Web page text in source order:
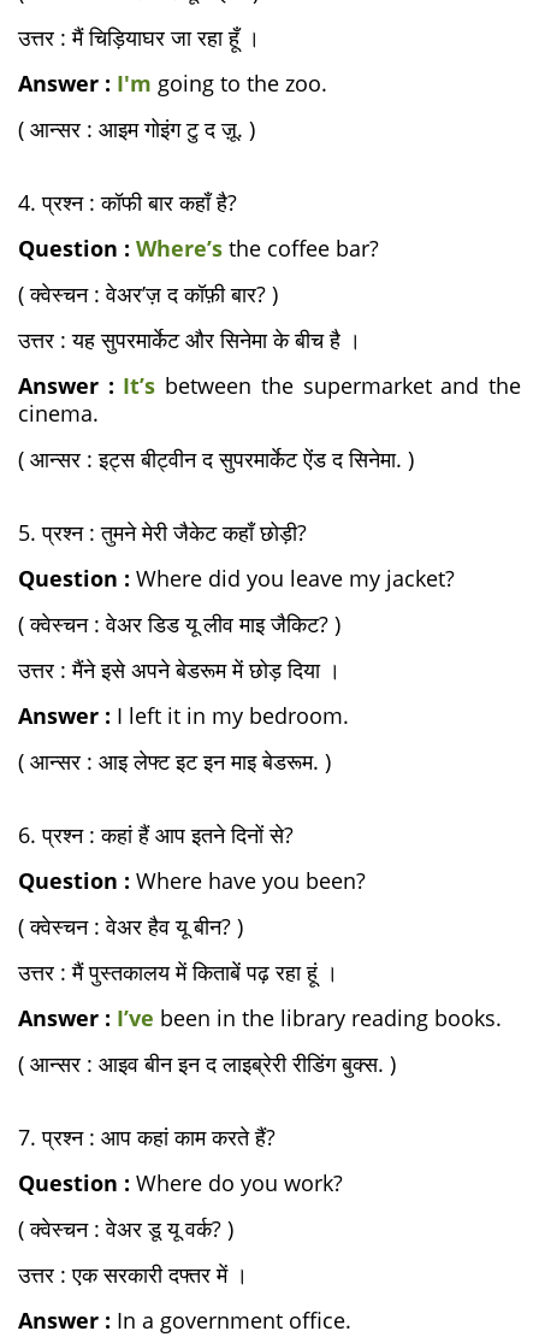
उत्तर : मैं चिड़ियाघर जा रहा हूँ ।
Answer : I'm going to the zoo.
( आन्सर : आइम गोइंग टु द ज़ू. )
4. प्रश्न : कॉफी बार कहाँ है?
Question : Where’s the coffee bar?
( क्वेस्चन : वेअर’ज़ द कॉफ़ी बार? )
उत्तर : यह सुपरमार्केट और सिनेमा के बीच है ।
Answer : It’s between the supermarket and the
cinema.
( आन्सर : इट्स बीट्वीन द सुपरमार्केट ऐंड द सिनेमा. )
5. प्रश्न : तुमने मेरी जैकेट कहाँ छोड़ी?
Question : Where did you leave my jacket?
( क्वेस्चन : वेअर डिड यू लीव माइ जैकिट? )
उत्तर : मैंने इसे अपने बेडरूम में छोड़ दिया ।
Answer : I left it in my bedroom.
( आन्सर : आइ लेफ्ट इट इन माइ बेडरूम. )
6. प्रश्न : कहां हैं आप इतने दिनों से?
Question : Where have you been?
( क्वेस्चन : वेअर हैव यू बीन? )
उत्तर : मैं पुस्तकालय में किताबें पढ़ रहा हूं ।
Answer : I’ve been in the library reading books.
( आन्सर : आइव बीन इन द लाइब्रेरी रीडिंग बुक्स. )
7. प्रश्न : आप कहां काम करते हैं?
Question : Where do you work?
( क्वेस्चन : वेअर डू यू वर्क? )
उत्तर : एक सरकारी दफ्तर में ।
Answer : In a government office.